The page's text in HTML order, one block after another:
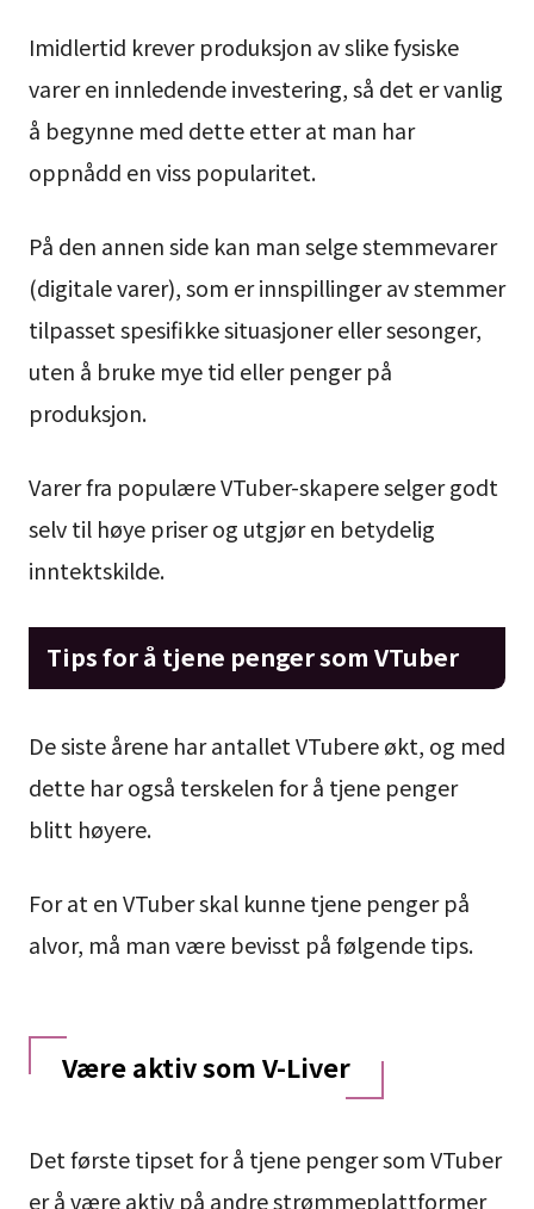
Imidlertid krever produksjon av slike fysiske
varer en innledende investering, så det er vanlig
å begynne med dette etter at man har
oppnådd en viss popularitet.
På den annen side kan man selge stemmevarer
(digitale varer), som er innspillinger av stemmer
tilpasset spesifikke situasjoner eller sesonger,
uten å bruke mye tid eller penger på
produksjon.
Varer fra populære VTuber-skapere selger godt
selv til høye priser og utgjør en betydelig
inntektskilde.
Tips for å tjene penger som VTuber
De siste årene har antallet VTubere økt, og med
dette har også terskelen for å tjene penger
blitt høyere.
For at en VTuber skal kunne tjene penger på
alvor, må man være bevisst på følgende tips.
Være aktiv som V-Liver
Det første tipset for å tjene penger som VTuber
er å være aktiv på andre strømmeplattformer